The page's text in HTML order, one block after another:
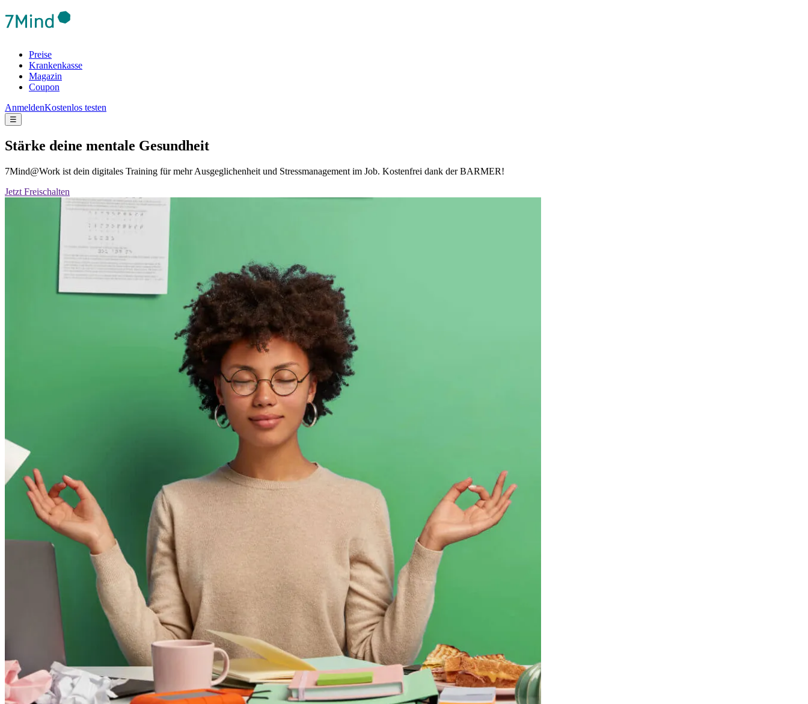
Preise
Krankenkasse
Magazin
Coupon
AnmeldenKostenlos testen
☰
Stärke deine mentale Gesundheit
7Mind@Work ist dein digitales Training für mehr Ausgeglichenheit und Stressmanagement im Job. Kostenfrei dank der BARMER!
Jetzt Freischalten